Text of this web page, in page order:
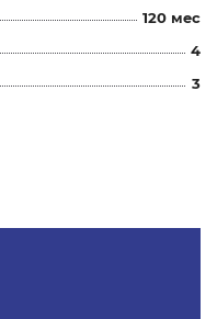
120 мес
4
3